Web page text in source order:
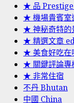
★ 品 Prestige
★ 機場貴賓
★ 神秘奇特
★ 精選文章
★ 美食好吃
★ 關鍵評論專
★ 非常住宿
不丹 Bhutan
中國 China